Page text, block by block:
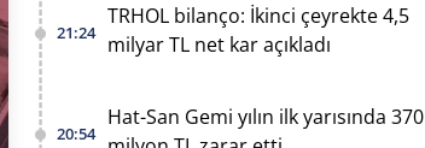
21:24
TRHOL bilanço: İkinci çeyrekte 4,5
milyar TL net kar açıkladı
20:54
Hat-San Gemi yılın ilk yarısında 370